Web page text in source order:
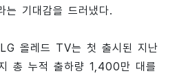
는 기대감을 드러냈다.
올레드 TV는 첫 출시된 지난
총 누적 출하량 1,400만 대를